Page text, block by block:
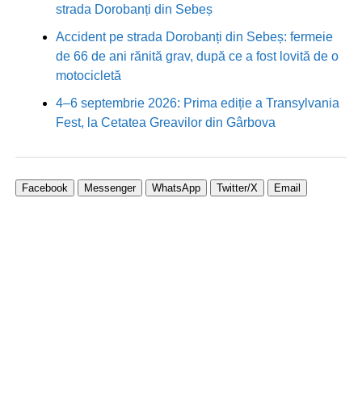
strada Dorobanți din Sebeș
Accident pe strada Dorobanți din Sebeș: fermeie
de 66 de ani rănită grav, după ce a fost lovită de o
motocicletă
4–6 septembrie 2026: Prima ediție a Transylvania
Fest, la Cetatea Greavilor din Gârbova
Facebook Messenger WhatsApp Twitter/X Email